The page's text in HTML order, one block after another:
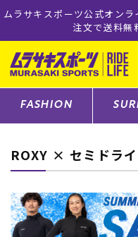
ラインショップ 5,500円(
無料！(※一部対象外有り)
ゲスト様
ログイン
CATEGORY
FASHION
ROXY × セミドライ